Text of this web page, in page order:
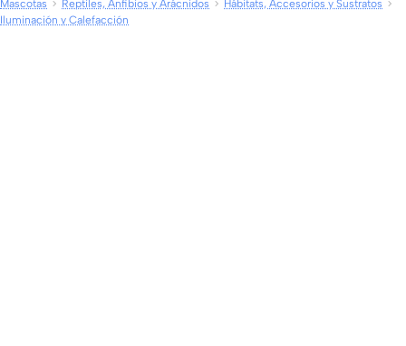
Mascotas Reptiles, Anfibios y Arácnidos
Hábitats, Accesorios y Sustratos
Iluminación y Calefacción